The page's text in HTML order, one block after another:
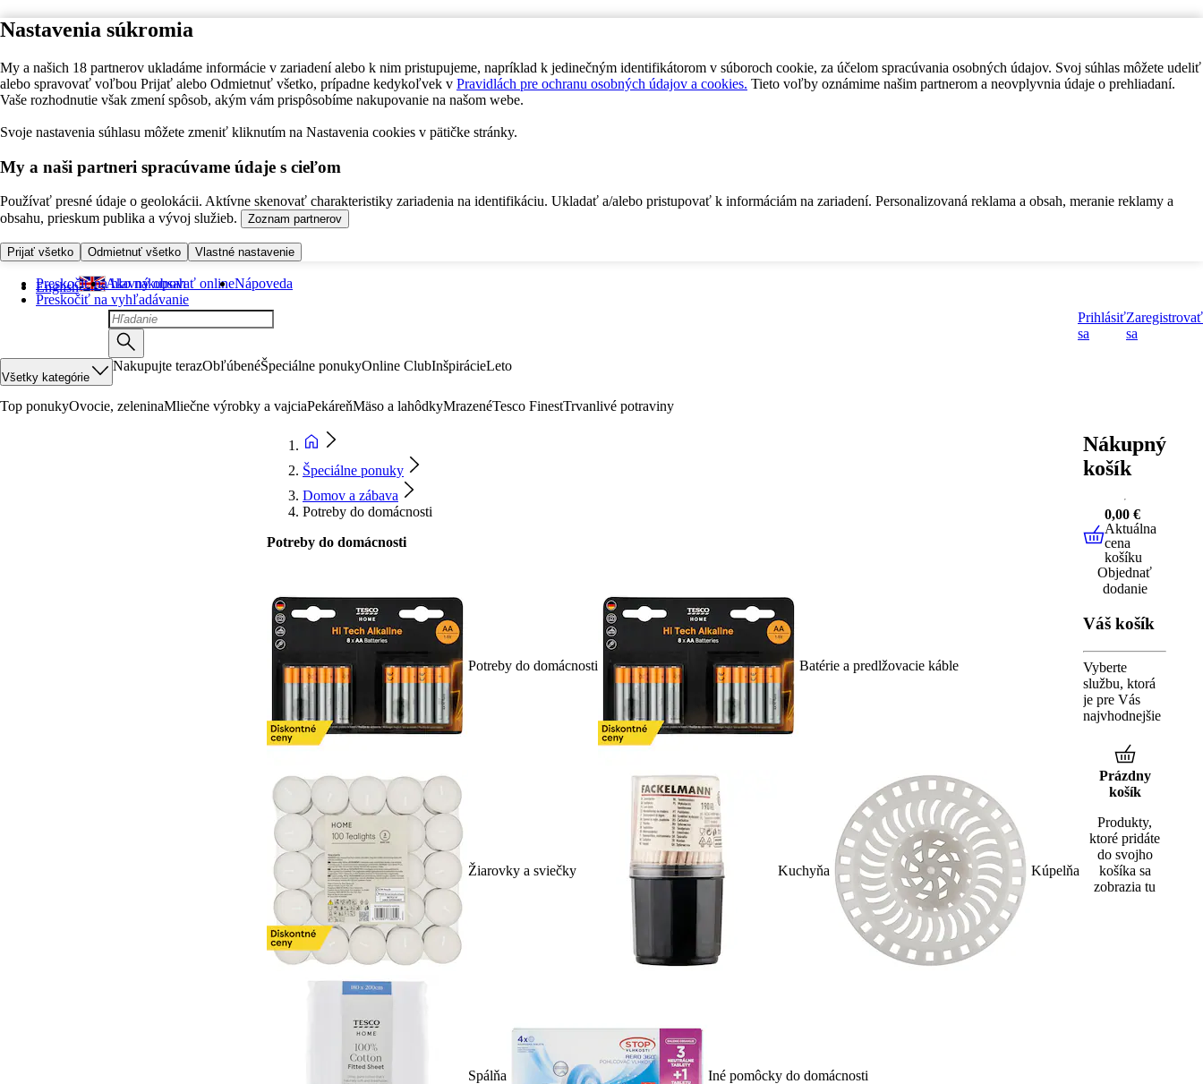
Nastavenia súkromia
My a našich 18 partnerov ukladáme informácie v zariadení alebo k nim pristupujeme, napríklad k jedinečným identifikátorom v súboroch cookie, za účelom spracúvania osobných údajov. Svoj súhlas môžete udeliť
alebo spravovať voľbou Prijať alebo Odmietnuť všetko, prípadne kedykoľvek v Pravidlách pre ochranu osobných údajov a cookies. Tieto voľby oznámime našim partnerom a neovplyvnia údaje o prehliadaní.
Vaše rozhodnutie však zmení spôsob, akým vám prispôsobíme nakupovanie na našom webe.
Svoje nastavenia súhlasu môžete zmeniť kliknutím na Nastavenia cookies v pätičke stránky.
My a naši partneri spracúvame údaje s cieľom
Používať presné údaje o geolokácii. Aktívne skenovať charakteristiky zariadenia na identifikáciu. Ukladať a/alebo pristupovať k informáciám na zariadení. Personalizovaná reklama a obsah, meranie reklamy a
obsahu, prieskum publika a vývoj služieb.
Zoznam partnerov
Prijať všetko Odmietnuť všetko Vlastné nastavenie
Preskočiť na hlavný obsah
Preskočiť na vyhľadávanie
English Ako nakupovať onlineNápoveda
Prihlásiť
sa
Zaregistrovať
sa
Všetky kategórie
Nakupujte terazObľúbenéŠpeciálne ponukyOnline ClubInšpirácieLeto
Top ponukyOvocie, zeleninaMliečne výrobky a vajciaPekáreňMäso a lahôdkyMrazenéTesco FinestTrvanlivé potraviny
Špeciálne ponuky
Domov a zábava
Potreby do domácnosti
Potreby do domácnosti
Potreby do domácnosti Batérie a predlžovacie káble
Žiarovky a sviečky Kuchyňa Kúpelňa
Spálňa Iné pomôcky do domácnosti
Nákupný
košík
0,00 €
0,00 €
Aktuálna
cena
košíku
Objednať
dodanie
Váš košík
Vyberte
službu, ktorá
je pre Vás
najvhodnejšie
Prázdny
košík
Produkty,
ktoré pridáte
do svojho
košíka sa
zobrazia tu